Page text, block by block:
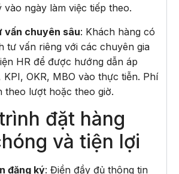
ngày làm việc tiếp theo.
vấn chuyên sâu: Khách hàng có
tư vấn riêng với các chuyên gia
HR để được hướng dẫn áp
KPI, OKR, MBO vào thực tiễn. Phí
theo lượt hoặc theo giờ.
đặt hàng
và tiện lợi
đăng ký: Điền đầy đủ thông tin